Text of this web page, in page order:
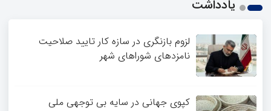
یادداشت
لزوم بازنگری در سازه کار تایید صلاحیت
نامزدهای شوراهای شهر
کپوی جهانی در سایه بی توجهی ملی